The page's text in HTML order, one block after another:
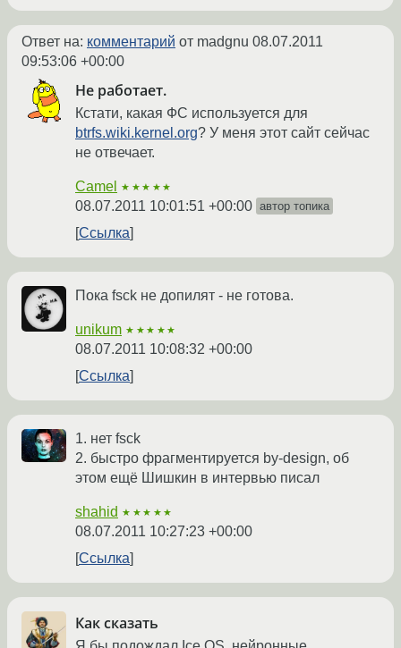
Ответ на: комментарий от madgnu 08.07.2011
09:53:06 +00:00
Не работает.
Кстати, какая ФС используется для
btrfs.wiki.kernel.org? У меня этот сайт сейчас
не отвечает.
Camel ★★★★★
08.07.2011 10:01:51 +00:00 автор топика
Ссылка
Пока fsck не допилят - не готова.
unikum ★★★★★
08.07.2011 10:08:32 +00:00
Ссылка
1. нет fsck
2. быстро фрагментируется by-design, об
этом ещё Шишкин в интервью писал
shahid ★★★★★
08.07.2011 10:27:23 +00:00
Ссылка
Как сказать